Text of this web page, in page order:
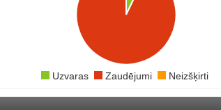
Uzvaras Zaudējumi Neizšķirti